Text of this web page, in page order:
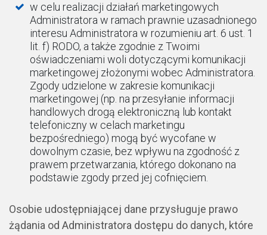
w celu realizacji działań marketingowych
Administratora w ramach prawnie uzasadnionego
interesu Administratora w rozumieniu art. 6 ust. 1
lit. f) RODO, a także zgodnie z Twoimi
oświadczeniami woli dotyczącymi komunikacji
marketingowej złożonymi wobec Administratora.
Zgody udzielone w zakresie komunikacji
marketingowej (np. na przesyłanie informacji
handlowych drogą elektroniczną lub kontakt
telefoniczny w celach marketingu
bezpośredniego) mogą być wycofane w
dowolnym czasie, bez wpływu na zgodność z
prawem przetwarzania, którego dokonano na
podstawie zgody przed jej cofnięciem.
Osobie udostępniającej dane przysługuje prawo
żądania od Administratora dostępu do danych, które